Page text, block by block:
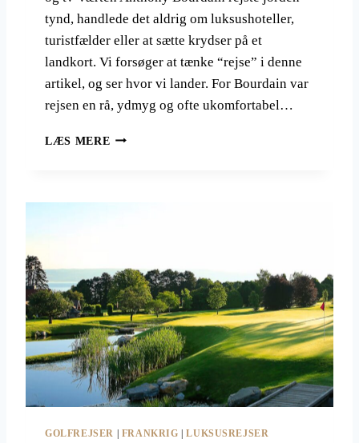
tynd, handlede det aldrig om luksushoteller,
turistfælder eller at sætte krydser på et
landkort. Vi forsøger at tænke “rejse” i denne
artikel, og ser hvor vi lander. For Bourdain var
rejsen en rå, ydmyg og ofte ukomfortabel…
LÆS MERE A
O
U
R
D
A
I
N
S
R
J
GOLFREJSER | FRANKRIG |LUKSUSREJSER